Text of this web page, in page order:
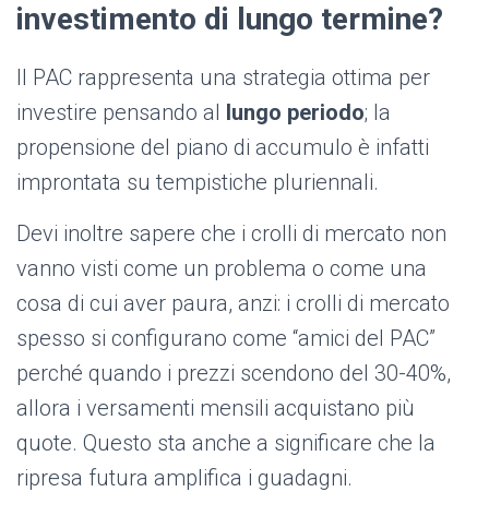
investimento di lungo termine?
Il PAC rappresenta una strategia ottima per
investire pensando al lungo periodo; la
propensione del piano di accumulo è infatti
improntata su tempistiche pluriennali.
Devi inoltre sapere che i crolli di mercato non
vanno visti come un problema o come una
cosa di cui aver paura, anzi: i crolli di mercato
spesso si configurano come “amici del PAC”
perché quando i prezzi scendono del 30-40%,
allora i versamenti mensili acquistano più
quote. Questo sta anche a significare che la
ripresa futura amplifica i guadagni.